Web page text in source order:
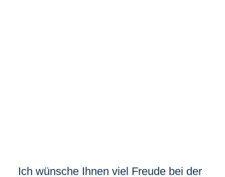
Ich wünsche Ihnen viel Freude bei der